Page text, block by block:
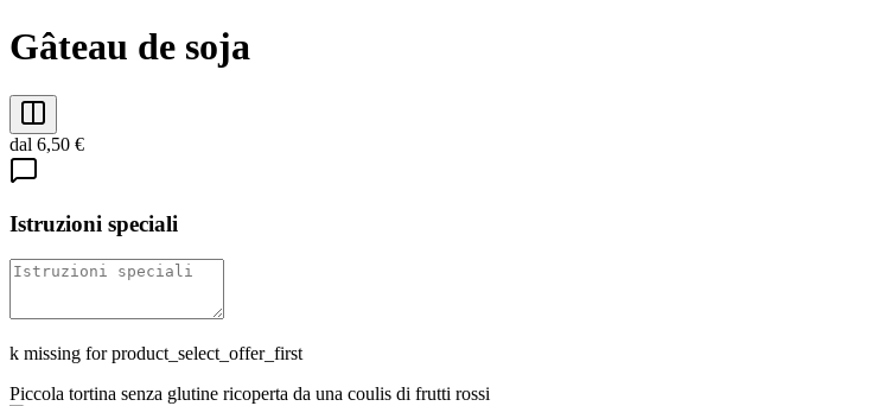
Gâteau de soja
dal 6,50 €
Istruzioni speciali
k missing for product_select_offer_first
Piccola tortina senza glutine ricoperta da una coulis di frutti rossi